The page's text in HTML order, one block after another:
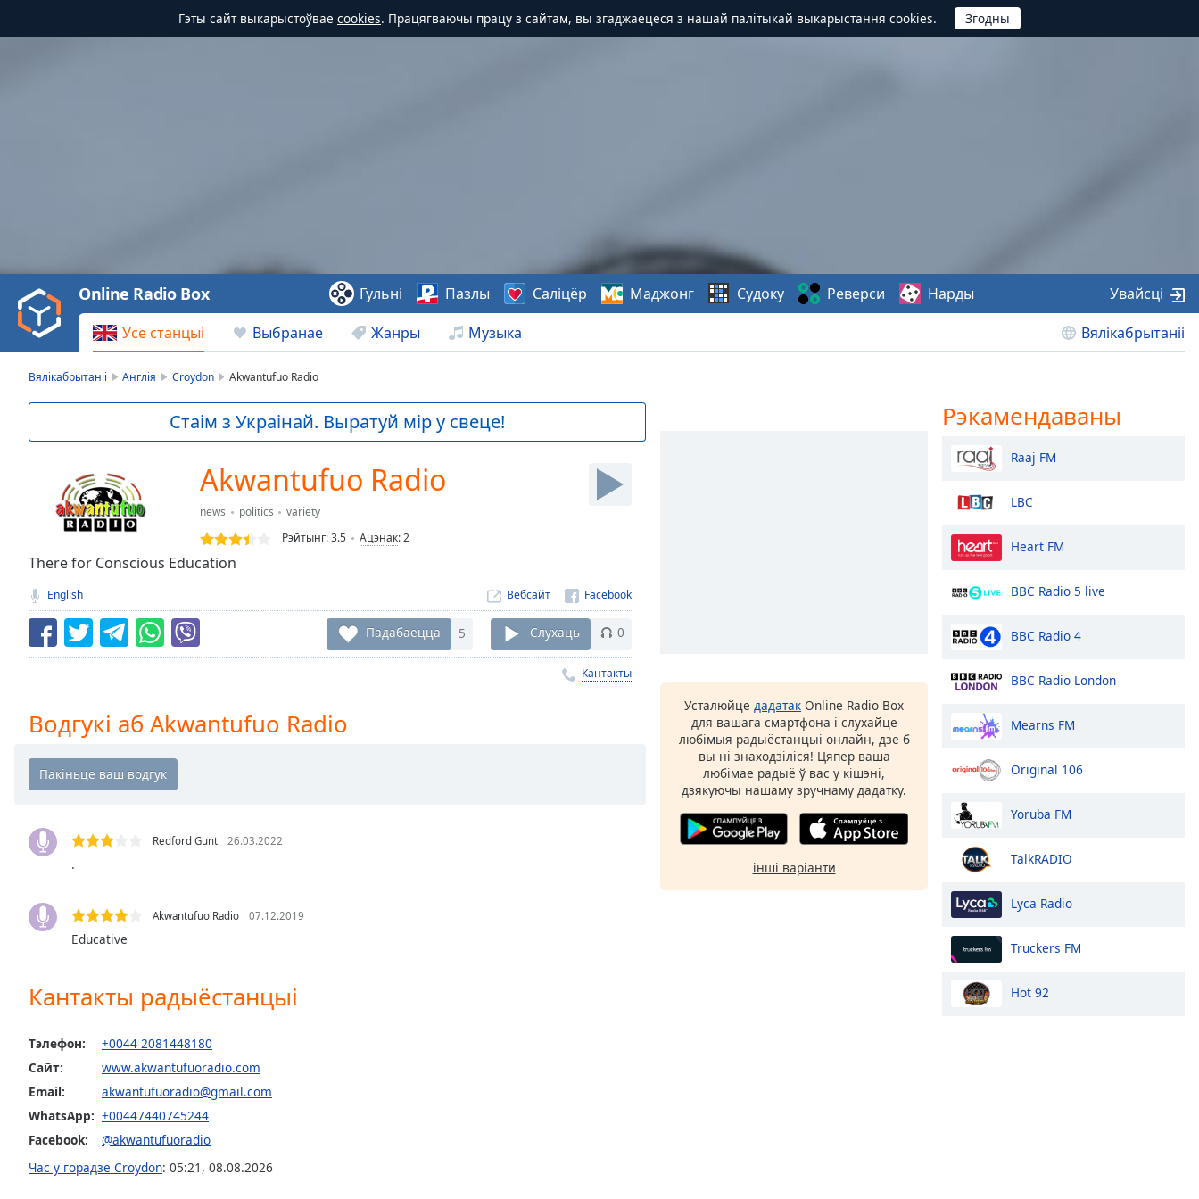
Гэты сайт выкарыстоўвае cookies. Працягваючы працу з сайтам, вы згаджаецеся з нашай палітыкай выкарыстання cookies.
Video
Play
Backward
Skip
Current
TypeLIVE
live,
currently
behind
LIVE
Remaining
Playback
Rate
Chapters
descriptions
off,
selected
settings
opens
subtitles
settings
dialog
subtitles
selected
Усе станцыі Выбранае Жанры Музыка Вялікабрытаніі
Online Radio Box Гульні Пазлы Саліцёр Маджонг Судоку Реверси Нарды Увайсці
Вялікабрытаніі Англія Croydon Akwantufuo Radio
Стаім з Украінай. Выратуй мір у свеце!
Akwantufuo Radio
news politics
variety
Рэйтынг:3.5 Ацэнак:2
There for Conscious Education
English Вебсайт
Падабаецца 5 Слухаць 0
Кантакты
Водгукі аб Akwantufuo Radio
Redford Gunt 26.03.2022
.
Akwantufuo Radio 07.12.2019
Educative
Кантакты радыёстанцыі
Тэлефон:
+0044 2081448180
Сайт:
www.akwantufuoradio.com
Email:
akwantufuoradio@gmail.com
WhatsApp: +00447440745244
Facebook:
@akwantufuoradio
Час у горадзе Croydon: 05:21 , 08.08.2026
Усталюйце дадатак Online Radio Box
для вашага смартфона і слухайце
любімыя радыёстанцыі онлайн, дзе б
вы ні знаходзіліся! Цяпер ваша
любімае радыё ў вас у кішэні,
дзякуючы нашаму зручнаму дадатку.
інші варіанти
Рэкамендаваны
Raaj FM
LBC
Heart FM
BBC Radio 5 live
BBC Radio 4
BBC Radio London
Mearns FM
Original 106
Yoruba FM
TalkRADIO
Lyca Radio
Truckers FM
Hot 92